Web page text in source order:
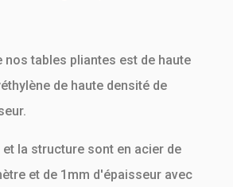
nos tables pliantes est de haute
de haute densité de
et la structure sont en acier de
et de 1mm d'épaisseur avec